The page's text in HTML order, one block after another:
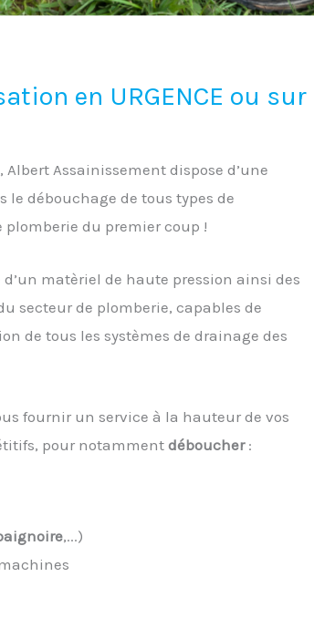
en URGENCE ou sur
Albert Assainissement dispose d’une
le débouchage de tous types de
du premier coup !
matèriel de haute pression ainsi des
secteur de plomberie, capables de
de tous les systèmes de drainage des
fournir un service à la hauteur de vos
pour notammentdéboucher:
,...)